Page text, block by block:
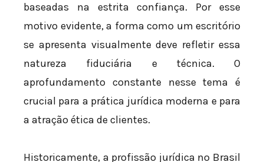
baseadas na estrita confiança. Por esse
motivo evidente, a forma como um escritório
se apresenta visualmente deve refletir essa
natureza fiduciária e técnica. O
aprofundamento constante nesse tema é
crucial para a prática jurídica moderna e para
a atração ética de clientes.
Historicamente, a profissão jurídica no Brasil